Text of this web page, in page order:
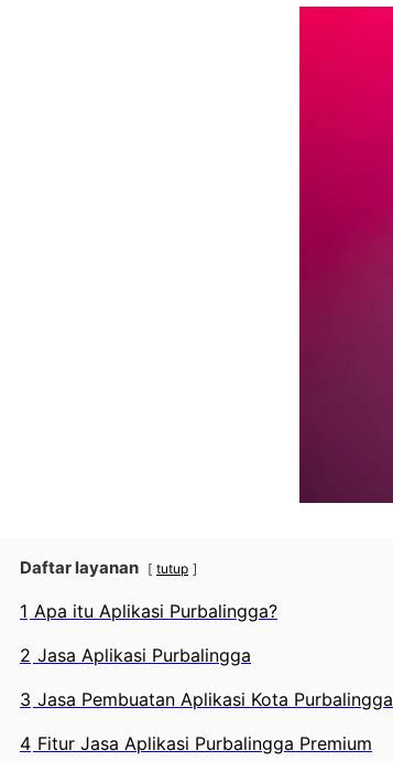
Daftar layanan tutup
1 Apa itu Aplikasi Purbalingga?
2 Jasa Aplikasi Purbalingga
3 Jasa Pembuatan Aplikasi Kota Purbalingga
4 Fitur Jasa Aplikasi Purbalingga Premium